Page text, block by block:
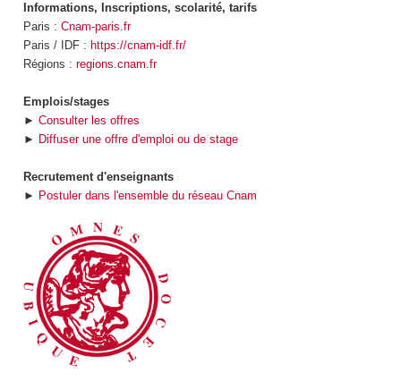
Informations, Inscriptions, scolarité, tarifs
Paris : Cnam-paris.fr
Paris / IDF : https://cnam-idf.fr/
Régions : regions.cnam.fr
Emplois/stages
► Consulter les offres
► Diffuser une offre d'emploi ou de stage
Recrutement d'enseignants
► Postuler dans l'ensemble du réseau Cnam